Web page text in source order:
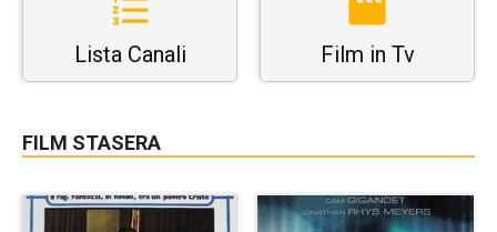
Lista Canali Film in Tv
FILM STASERA